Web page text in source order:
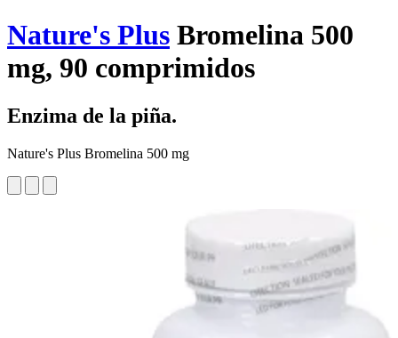
Nature's Plus Bromelina 500
mg, 90 comprimidos
Enzima de la piña.
Nature's Plus Bromelina 500 mg